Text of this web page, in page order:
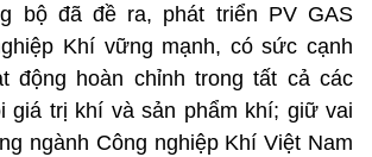
bộ đã đề ra, phát triển PV GAS
Khí vững mạnh, có sức cạnh
động hoàn chỉnh trong tất cả các
giá trị khí và sản phẩm khí; giữ vai
ngành Công nghiệp Khí Việt Nam